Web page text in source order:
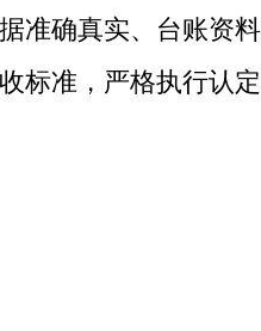
准确真实、台账资
标准，严格执行认